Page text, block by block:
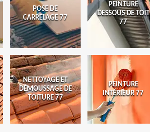
POSE DE
CARRELAGE 77
PEINTURE
DESSOUS DE TOIT
77
NETTOYAGE ET
DÉMOUSSAGE DE
TOITURE 77
PEINTURE
INTÉRIEUR 77